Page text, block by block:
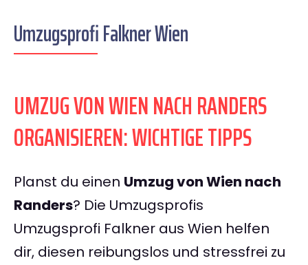
Umzugsprofi Falkner Wien
UMZUG VON WIEN NACH RANDERS
ORGANISIEREN: WICHTIGE TIPPS
Planst du einen Umzug von Wien nach
Randers? Die Umzugsprofis
Umzugsprofi Falkner aus Wien helfen
dir, diesen reibungslos und stressfrei zu